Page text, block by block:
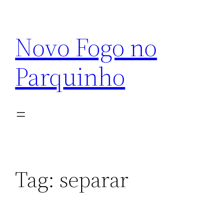
conteúdo
Novo Fogo no
Parquinho
Tag: separar